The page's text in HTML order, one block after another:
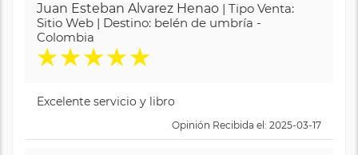
Juan Esteban Alvarez Henao | Tipo Venta:
Sitio Web | Destino: belén de umbría -
Colombia
★★★★★
Excelente servicio y libro
Opinión Recibida el: 2025-03-17